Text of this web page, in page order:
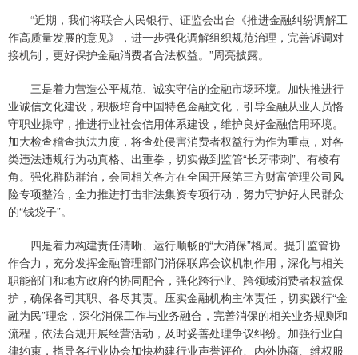
“近期，我们将联合人民银行、证监会出台《推进金融纠纷调解工
作高质量发展的意见》，进一步强化调解组织规范治理，完善诉调对
接机制，更好保护金融消费者合法权益。”周亮披露。
三是着力营造公平规范、诚实守信的金融市场环境。加快推进行
业诚信文化建设，积极培育中国特色金融文化，引导金融从业人员恪
守职业操守，推进行业社会信用体系建设，维护良好金融信用环境。
加大检查稽查执法力度，将查处侵害消费者权益行为作为重点，对各
类违法违规行为动真格、出重拳，切实做到监管“长牙带刺”、有棱有
角。强化群防群治，会同相关各方在全国开展第三方财富管理公司风
险专项整治，全力推进打击非法集资专项行动，努力守护好人民群众
的“钱袋子”。
四是着力构建责任清晰、运行顺畅的“大消保”格局。提升监管协
作合力，充分发挥金融管理部门消保联席会议机制作用，深化与相关
职能部门和地方政府的协同配合，强化跨行业、跨领域消费者权益保
护，确保各司其职、各尽其责。压实金融机构主体责任，切实践行“金
融为民”理念，深化消保工作与业务融合，完善消保的相关业务规则和
流程，依法合规开展经营活动，及时妥善处理争议纠纷。加强行业自
律约束，指导各行业协会加快构建行业声誉评价、内外协商、维权服